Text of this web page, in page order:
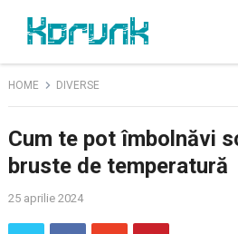
HOME DIVERSE
Cum te pot îmbolnăvi
bruste de temperatură
25 aprilie 2024